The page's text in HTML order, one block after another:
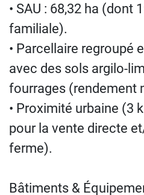
• SAU : 68,32 ha (dont
familiale).
• Parcellaire regroupé
avec des sols argilo-
fourrages (rendement
• Proximité urbaine (3
pour la vente directe
ferme).
Bâtiments &